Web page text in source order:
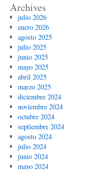
Archives
julio 2026
enero 2026
agosto 2025
julio 2025
junio 2025
mayo 2025
abril 2025
marzo 2025
diciembre 2024
noviembre 2024
octubre 2024
septiembre 2024
agosto 2024
julio 2024
junio 2024
mayo 2024